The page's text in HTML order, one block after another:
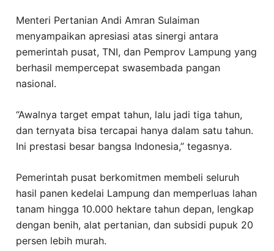
Menteri Pertanian Andi Amran Sulaiman
menyampaikan apresiasi atas sinergi antara
pemerintah pusat, TNI, dan Pemprov Lampung yang
berhasil mempercepat swasembada pangan
nasional.
“Awalnya target empat tahun, lalu jadi tiga tahun,
dan ternyata bisa tercapai hanya dalam satu tahun.
Ini prestasi besar bangsa Indonesia,” tegasnya.
Pemerintah pusat berkomitmen membeli seluruh
hasil panen kedelai Lampung dan memperluas lahan
tanam hingga 10.000 hektare tahun depan, lengkap
dengan benih, alat pertanian, dan subsidi pupuk 20
persen lebih murah.